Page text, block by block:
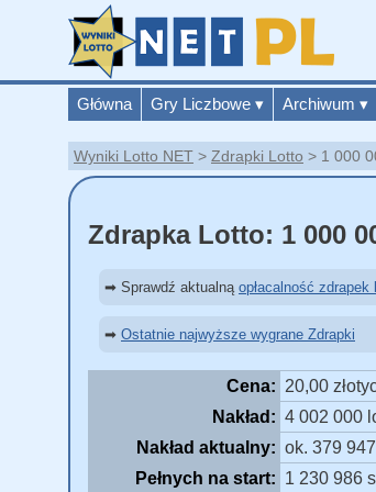
Główna Gry Liczbowe ▾ Archiwum ▾
Wyniki Lotto NET Zdrapki Lotto 1 000
Zdrapka Lotto: 1 000
➡ Sprawdź aktualną opłacalność zdrapek
➡ Ostatnie najwyższe wygrane Zdrapki
Cena: 20,00
Nakład: 4 002 000
Nakład aktualny: ok. 379
Pełnych na start: 1 230 986